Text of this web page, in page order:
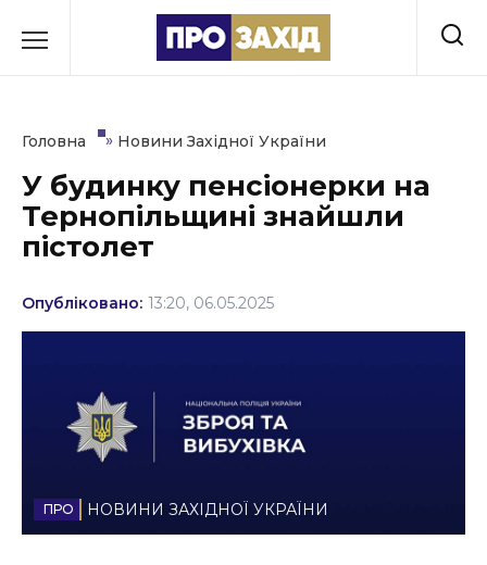
до
Культура
Освіта
Події
Соціум
Спорт
Стиль життя
Головна » Новини Західної України
У будинку пенсіонерки на
Тернопільщині знайшли
пістолет
Опубліковано: 13:20, 06.05.2025
НОВИНИ ЗАХІДНОЇ УКРАЇНИ